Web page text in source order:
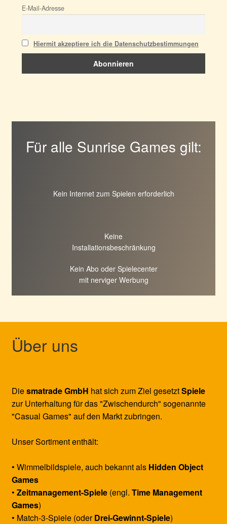
E-Mail-Adresse
Hiermit akzeptiere ich die Datenschutzbestimmungen
Für alle Sunrise Games gilt:
Kein Internet zum Spielen erforderlich
Keine
Installationsbeschränkung
Kein Abo oder Spielecenter
mit nerviger Werbung
Über uns
Diesmatrade GmbH hat sich zum Ziel gesetztSpiele
zur Unterhaltung für das "Zwischendurch" sogenannte
"Casual Games" auf den Markt zubringen.
Unser Sortiment enthält:
• Wimmelbildspiele, auch bekannt als Hidden Object
Games
• Zeitmanagement-Spiele(engl. Time Management
Games)
• Match-3-Spiele (oderDrei-Gewinnt-Spiele)